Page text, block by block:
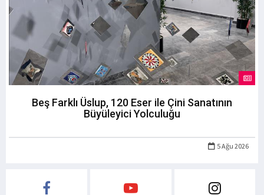
Beş Farklı Üslup, 120 Eser ile Çini Sanatının
Büyüleyici Yolculuğu
5 Ağu 2026